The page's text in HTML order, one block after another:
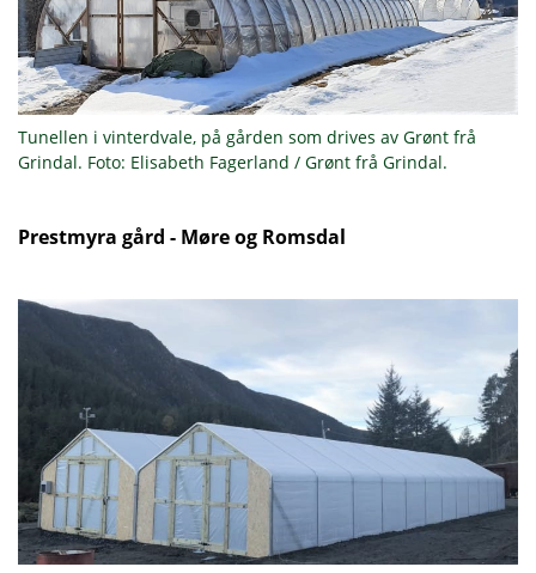
Tunellen i vinterdvale, på gården som drives av Grønt frå
Grindal. Foto: Elisabeth Fagerland / Grønt frå Grindal.
Prestmyra gård - Møre og Romsdal